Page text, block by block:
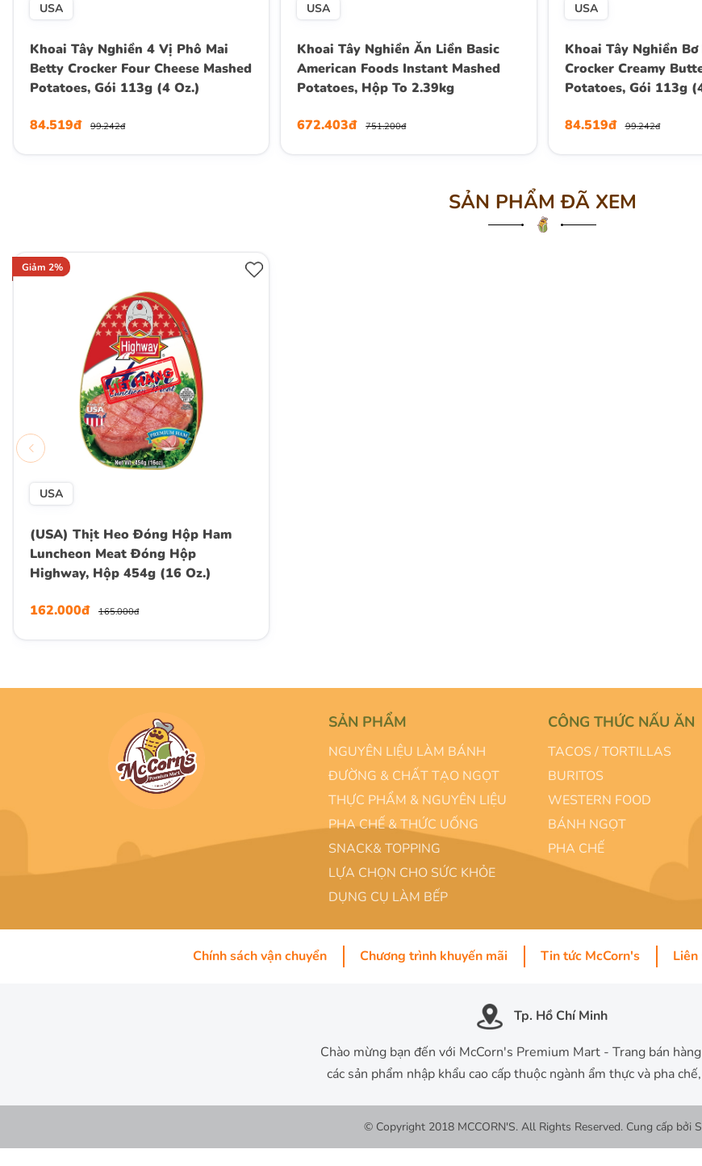
USA
Khoai Tây Nghiền 4 Vị Phô Mai
Betty Crocker Four Cheese Mashed
Potatoes, Gói 113g (4 Oz.)
84.519đ 99.242đ
USA
Khoai Tây Nghiền Ăn Liền Basic
American Foods Instant Mashed
Potatoes, Hộp To 2.39kg
672.403đ 751.200đ
USA
Khoai Tây Nghiền
Crocker Creamy
Potatoes, Gói 113g
84.519đ 99.242đ
SẢN PHẨM ĐÃ XEM
Giảm 2%
USA
(USA) Thịt Heo Đóng Hộp Ham
Luncheon Meat Đóng Hộp
Highway, Hộp 454g (16 Oz.)
162.000đ 165.000đ
SẢN PHẨM
NGUYÊN LIỆU LÀM BÁNH
ĐƯỜNG & CHẤT TẠO NGỌT
THỰC PHẨM & NGUYÊN LIỆU
PHA CHẾ & THỨC UỐNG
SNACK& TOPPING
LỰA CHỌN CHO SỨC KHỎE
DỤNG CỤ LÀM BẾP
CÔNG THỨC NẤU ĂN
TACOS / TORTILLAS
BURITOS
WESTERN FOOD
BÁNH NGỌT
PHA CHẾ
Chính sách vận chuyển Chương trình khuyến mãi Tin tức McCorn's Liên
Tp. Hồ Chí Minh
Chào mừng bạn đến với McCorn's Premium Mart - Trang bán
các sản phẩm nhập khẩu cao cấp thuộc ngành ẩm thực và pha
© Copyright 2018 MCCORN'S. All Rights Reserved. Cung cấp bởi